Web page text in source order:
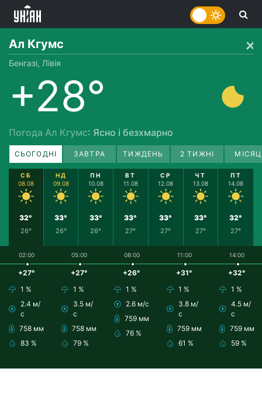
Ал Кгумс
Бенгазі, Лівія
+28°
Погода Ал Кгумс: Ясно і безхмарно
СЬОГОДНІ ЗАВТРА ТИЖДЕНЬ 2 ТИЖНІ
СБ
08.08
32°
26°
НД
09.08
33°
26°
ПН
10.08
33°
26°
ВТ
11.08
33°
27°
СР
12.08
33°
27°
ЧТ
13.08
33°
27°
ПТ
14.08
32°
27°
02:00
+27°
1 %
2.4 м/
с
758 мм
83 %
05:00
+27°
1 %
3.5 м/
с
758 мм
79 %
08:00
+26°
1 %
2.6 м/с
759 мм
76 %
11:00
+31°
1 %
3.8 м/
с
759 мм
61 %
14:00
+32°
1 %
4.5 м/
с
759 мм
59 %